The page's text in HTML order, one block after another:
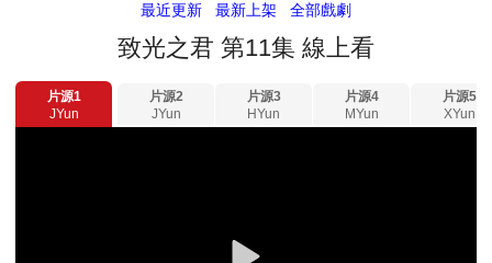
最近更新 最新上架 全部戲劇
致光之君 第11集 線上看
片源1
JYun
片源2
JYun
片源3
HYun
片源4
MYun
片源5
XYun